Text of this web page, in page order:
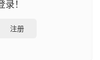
！
注册